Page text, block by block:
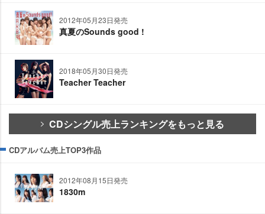
2012年05月23日発売
真夏のSounds good !
2018年05月30日発売
Teacher Teacher
CDシングル売上ランキングをもっと見る
CDアルバム売上TOP3作品
2012年08月15日発売
1830m